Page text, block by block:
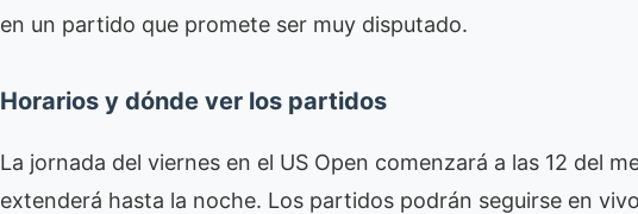
en un partido que promete ser muy disputado.
Horarios y dónde ver los partidos
La jornada del viernes en el US Open comenzará a las 12 del
extenderá hasta la noche. Los partidos podrán seguirse en